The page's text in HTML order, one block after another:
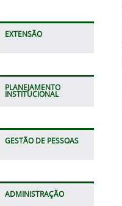
EXTENSÃO
PLANEJAMENTO
INSTITUCIONAL
GESTÃO DE PESSOAS
ADMINISTRAÇÃO